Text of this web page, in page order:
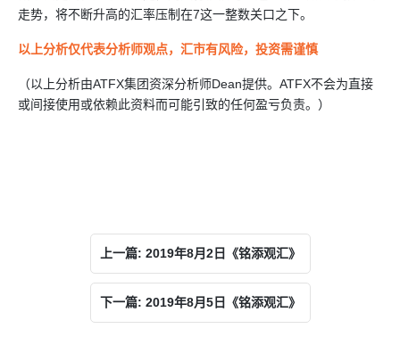
走势，将不断升高的汇率压制在7这一整数关口之下。
以上分析仅代表分析师观点，汇市有风险，投资需谨慎
（以上分析由ATFX集团资深分析师Dean提供。ATFX不会为直接
或间接使用或依赖此资料而可能引致的任何盈亏负责。）
上一篇: 2019年8月2日《铭添观汇》
下一篇: 2019年8月5日《铭添观汇》